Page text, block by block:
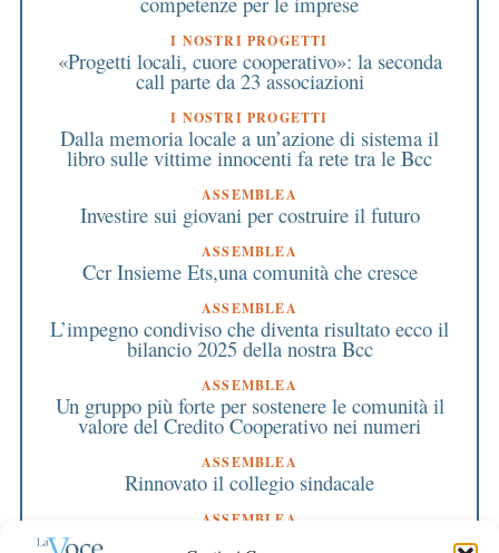
I NOSTRI PROGETTI
«Progetti locali, cuore cooperativo»: la seconda
call parte da 23 associazioni
I NOSTRI PROGETTI
Dalla memoria locale a un’azione di sistema il
libro sulle vittime innocenti fa rete tra le Bcc
ASSEMBLEA
Investire sui giovani per costruire il futuro
ASSEMBLEA
Ccr Insieme Ets,una comunità che cresce
ASSEMBLEA
L’impegno condiviso che diventa risultato ecco il
bilancio 2025 della nostra Bcc
ASSEMBLEA
Un gruppo più forte per sostenere le comunità il
valore del Credito Cooperativo nei numeri
ASSEMBLEA
Rinnovato il collegio sindacale
ASSEMBLEA
Bilancio approvato all’unanimità e 2 milioni